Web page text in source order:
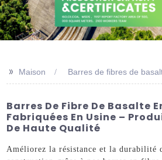
>> Maison Barres de fibres de
Barres De Fibre De Basalte
Fabriquées En Usine –
De Haute Qualité
Améliorez la résistance et la durabilité